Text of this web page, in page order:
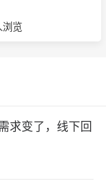
浏览
求变了，线下回